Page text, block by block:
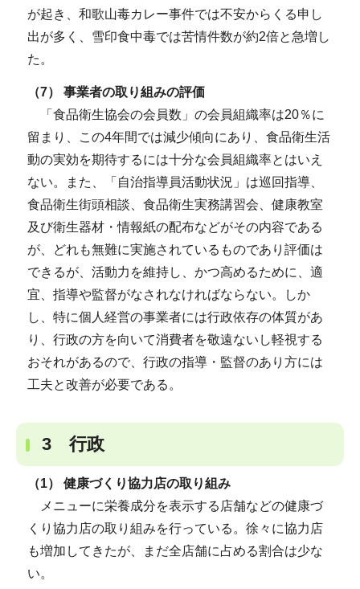
が起き、和歌山毒カレー事件では不安からくる申し
出が多く、雪印食中毒では苦情件数が約2倍と急増し
た。
（7） 事業者の取り組みの評価
「食品衛生協会の会員数」の会員組織率は20％に
留まり、この4年間では減少傾向にあり、食品衛生活
動の実効を期待するには十分な会員組織率とはいえ
ない。また、「自治指導員活動状況」は巡回指導、
食品衛生街頭相談、食品衛生実務講習会、健康教室
及び衛生器材・情報紙の配布などがその内容である
が、どれも無難に実施されているものであり評価は
できるが、活動力を維持し、かつ高めるために、適
宜、指導や監督がなされなければならない。しか
し、特に個人経営の事業者には行政依存の体質があ
り、行政の方を向いて消費者を敬遠ないし軽視する
おそれがあるので、行政の指導・監督のあり方には
工夫と改善が必要である。
3 行政
（1） 健康づくり協力店の取り組み
メニューに栄養成分を表示する店舗などの健康づ
くり協力店の取り組みを行っている。徐々に協力店
も増加してきたが、まだ全店舗に占める割合は少な
い。